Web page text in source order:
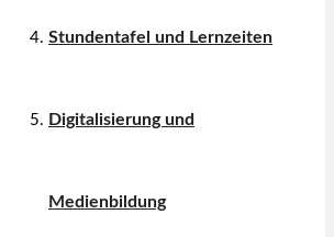
Stundentafel und Lernzeiten
Digitalisierung und
Medienbildung